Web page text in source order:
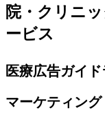
院・クリニ
ービス
医療広告ガイ
マーケティング